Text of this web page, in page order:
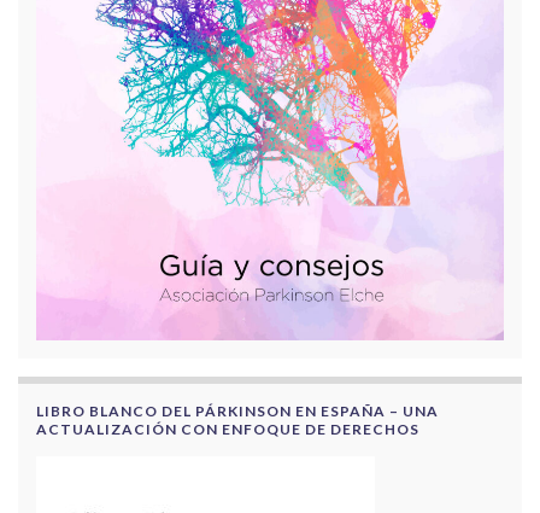
LIBRO BLANCO DEL PÁRKINSON EN ESPAÑA – UNA
ACTUALIZACIÓN CON ENFOQUE DE DERECHOS